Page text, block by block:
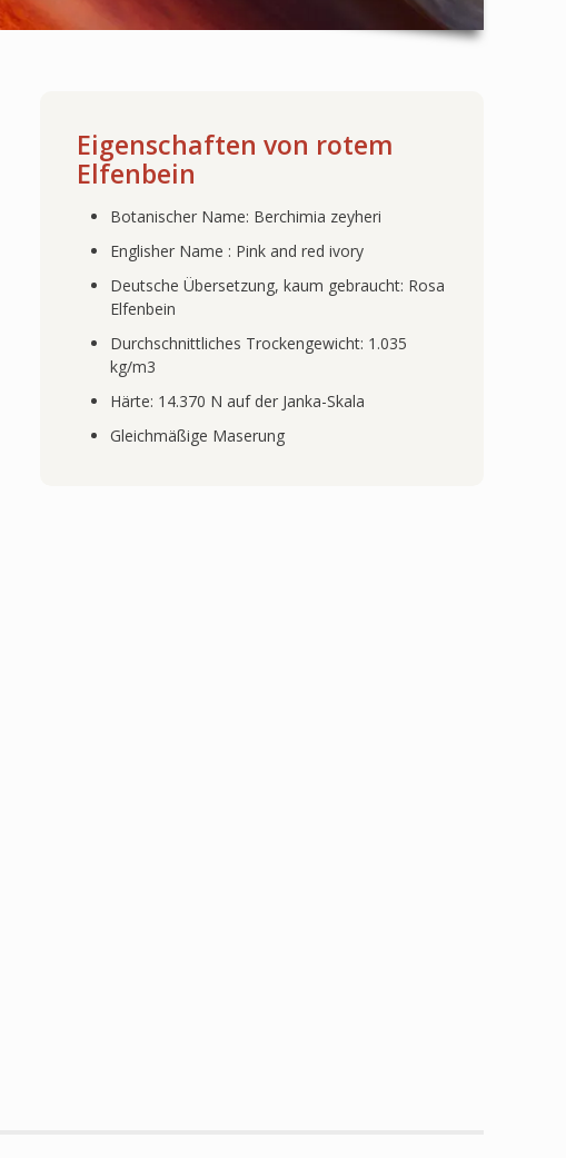
Eigenschaften von rotem
Elfenbein
Botanischer Name: Berchimia zeyheri
Englisher Name : Pink and red ivory
Deutsche Übersetzung, kaum gebraucht: Rosa
Elfenbein
Durchschnittliches Trockengewicht: 1.035
kg/m3
Härte: 14.370 N auf der Janka-Skala
Gleichmäßige Maserung